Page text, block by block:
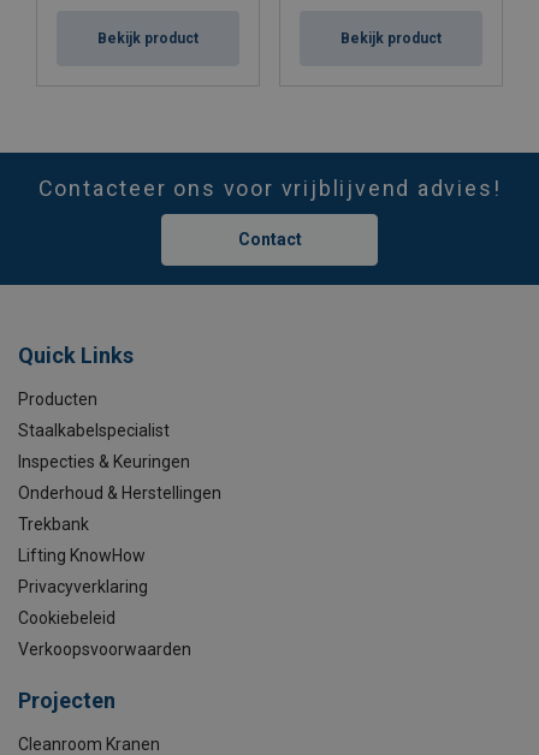
Bekijk product Bekijk product
Contacteer ons voor vrijblijvend advies!
Contact
Quick Links
Producten
Staalkabelspecialist
Inspecties & Keuringen
Onderhoud & Herstellingen
Trekbank
Lifting KnowHow
Privacyverklaring
Cookiebeleid
Verkoopsvoorwaarden
Projecten
Cleanroom Kranen